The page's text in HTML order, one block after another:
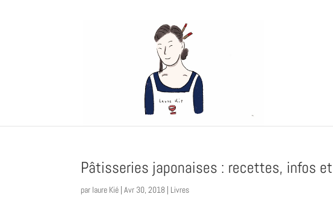
Pâtisseries japonaises : recettes, infos
par laure Kié |Avr 30, 2018 | Livres